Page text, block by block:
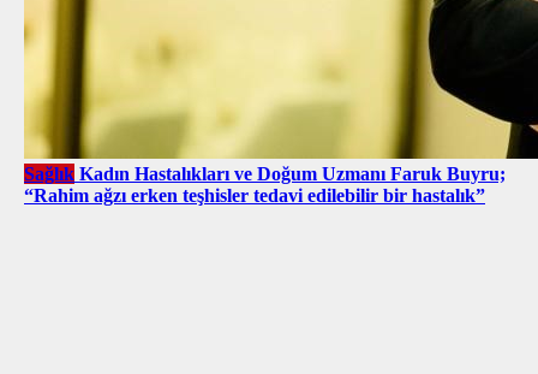
Sağlık Kadın Hastalıkları ve Doğum Uzmanı Faruk Buyru;
“Rahim ağzı erken teşhisler tedavi edilebilir bir hastalık”